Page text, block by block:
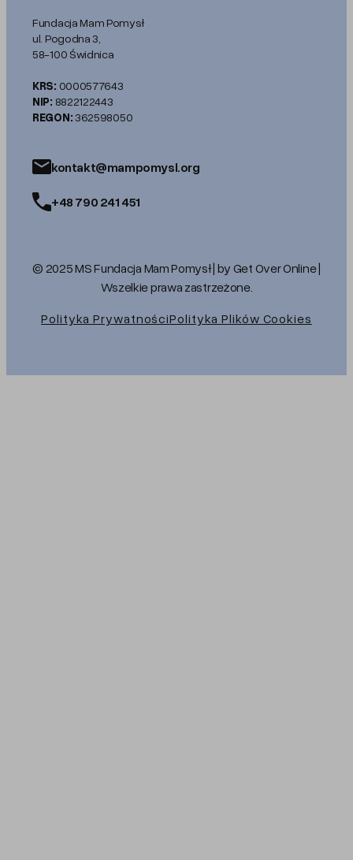
Fundacja Mam Pomysł
ul. Pogodna 3,
58-100 Świdnica
KRS: 0000577643
NIP: 8822122443
REGON:362598050
kontakt@mampomysl.org
+48 790 241 451
© 2025 MS Fundacja Mam Pomysł | by Get Over Online |
Wszelkie prawa zastrzeżone.
Polityka PrywatnościPolityka Plików Cookies